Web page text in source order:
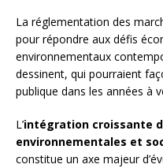
La réglementation des
pour répondre aux défis
environnementaux
dessinent, qui pourraient
publique dans les années à
L’intégration croissante
environnementales et
constitue un axe majeur